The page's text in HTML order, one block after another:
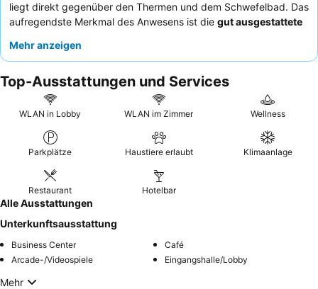
liegt direkt gegenüber den Thermen und dem Schwefelbad. Das
aufregendste Merkmal des Anwesens ist die gut ausgestattete
Gäste loben stets das
Gerichte, die im Restaurant serviert werden, insbesondere das
abwechslungsreiche und reichhaltige Frühstück. Für einen
wirklich unvergesslichen Aufenthalt sollten Sie ein Zimmer mit
genießen.
Mehr anzeigen
Top-Ausstattungen und Services
WLAN in Lobby WLAN im Zimmer Wellness
Parkplätze Haustiere erlaubt Klimaanlage
Restaurant Hotelbar
Alle Ausstattungen
Unterkunftsausstattung
Business Center
Café
Arcade-/Videospiele
Eingangshalle/Lobby
Mehr